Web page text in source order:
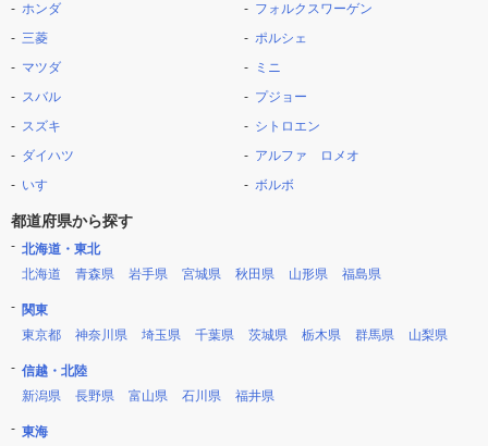
ホンダ
三菱
マツダ
スバル
スズキ
ダイハツ
いすゞ
フォルクスワーゲン
ポルシェ
ミニ
プジョー
シトロエン
アルファ ロメオ
ボルボ
都道府県から探す
北海道・東北
北海道
青森県 岩手県 宮城県 秋田県 山形県 福島県
関東
東京都
神奈川県 埼玉県 千葉県 茨城県 栃木県 群馬県 山梨県
信越・北陸
新潟県
長野県 富山県 石川県 福井県
東海